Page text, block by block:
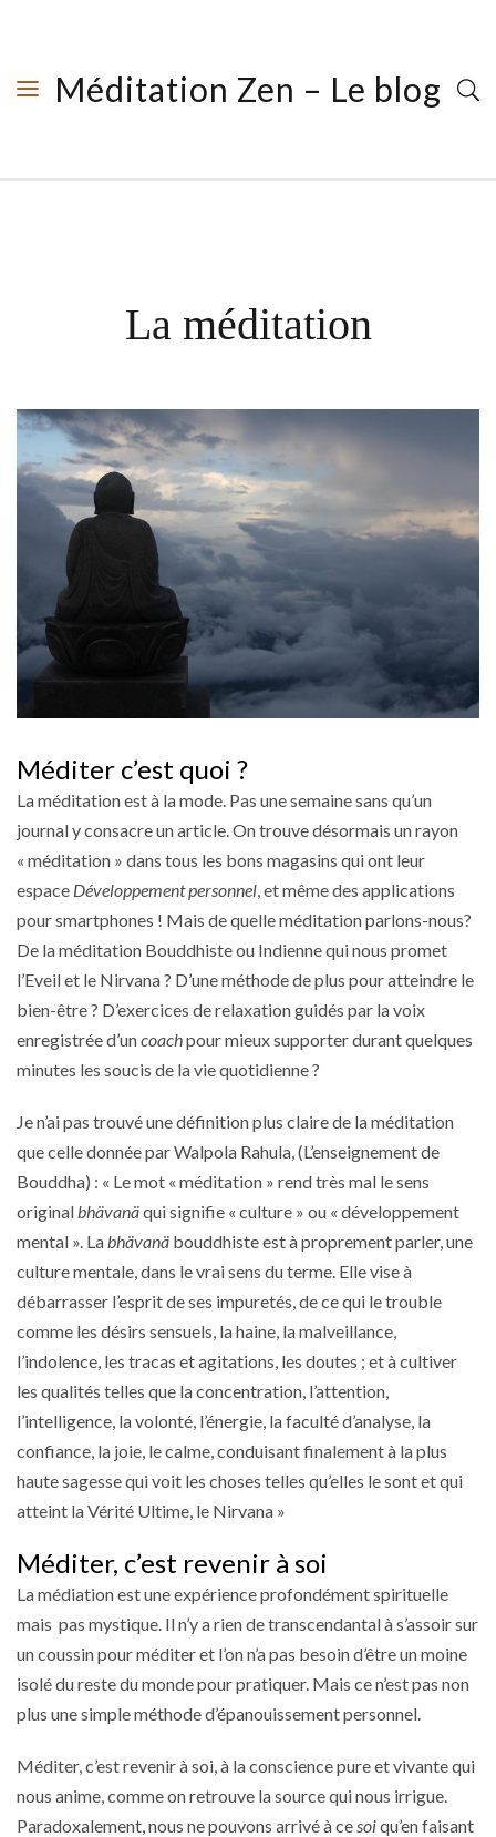
Méditation Zen – Le blog
La méditation
Méditer c’est quoi ?
La méditation est à la mode. Pas une semaine sans qu’un
journal y consacre un article. On trouve désormais un rayon
« méditation » dans tous les bons magasins qui ont leur
espace Développement personnel , et même des applications
pour smartphones ! Mais de quelle méditation parlons-nous?
De la méditation Bouddhiste ou Indienne qui nous promet
l’Eveil et le Nirvana ? D’une méthode de plus pour atteindre le
bien-être ? D’exercices de relaxation guidés par la voix
enregistrée d’uncoachpour mieux supporter durant quelques
minutes les soucis de la vie quotidienne ?
Je n’ai pas trouvé une définition plus claire de la méditation
que celle donnée parWalpola Rahula , (L’enseignement de
Bouddha) : « Le mot « méditation » rend très mal le sens
original bhävanäqui signifie « culture » ou « développement
mental ». La bhävanä bouddhiste est à proprement parler, une
culture mentale, dans le vrai sens du terme. Elle vise à
débarrasser l’esprit de ses impuretés, de ce qui le trouble
comme les désirs sensuels, la haine, la malveillance,
l’indolence, les tracas et agitations, les doutes ; et à cultiver
les qualités telles que la concentration, l’attention,
l’intelligence, la volonté, l’énergie, la faculté d’analyse, la
confiance, la joie, le calme, conduisant finalement à la plus
haute sagesse qui voit les choses telles qu’elles le sont et qui
atteint la Vérité Ultime, le Nirvana »
Méditer, c’est revenir à soi
La médiation est une expérience profondément spirituelle
mais pas mystique. Il n’y a rien de transcendantal à s’assoir sur
un coussin pour méditer et l’on n’a pas besoin d’être un moine
isolé du reste du monde pour pratiquer. Mais ce n’est pas non
plus une simple méthode d’épanouissement personnel.
Méditer, c’est revenir à soi, à la conscience pure et vivante qui
nous anime, comme on retrouve la source qui nous irrigue.
Paradoxalement, nous ne pouvons arrivé à ce soiqu’en faisant